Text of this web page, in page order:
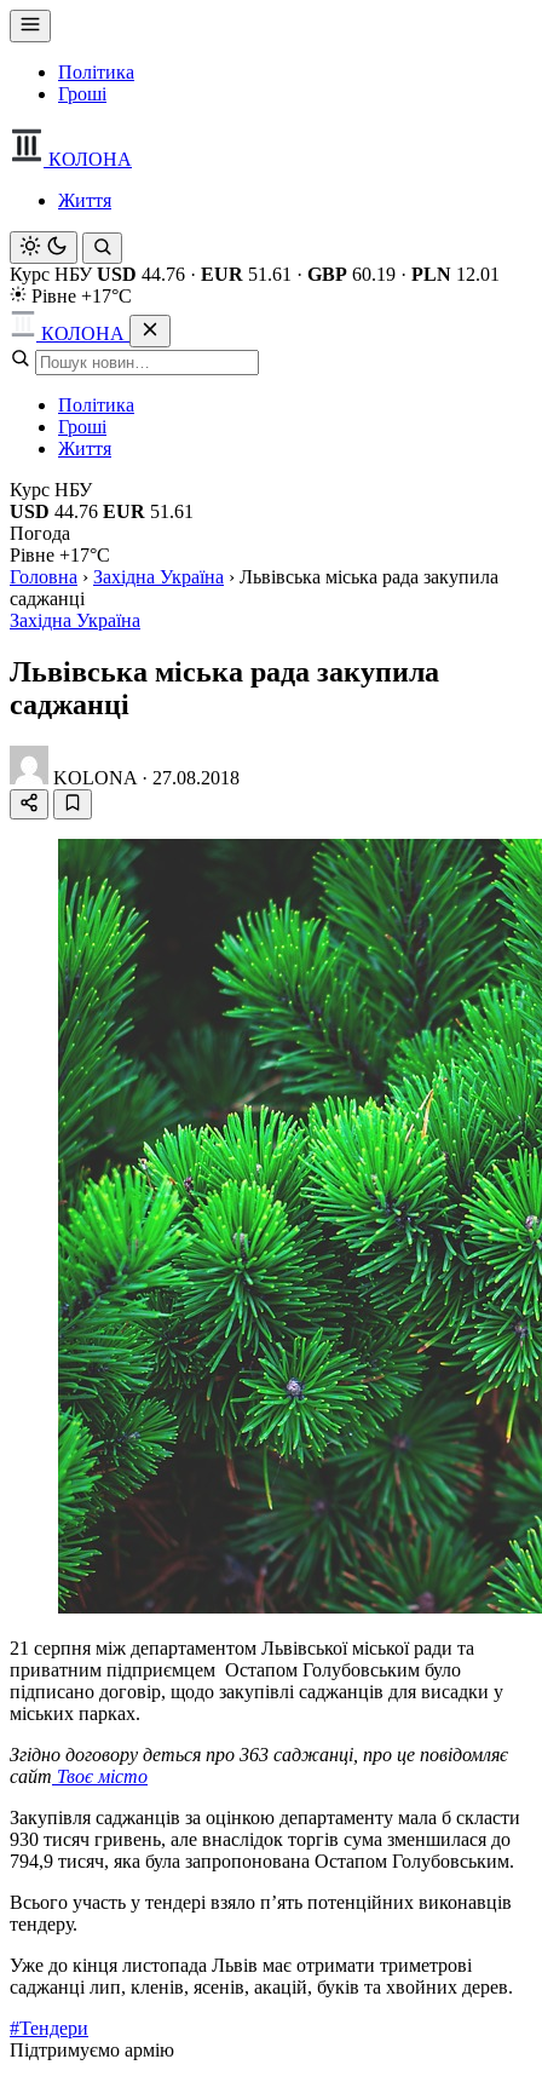
Політика
Гроші
КОЛОНА
Життя
Курс НБУ USD 44.76 · EUR 51.61 · GBP 60.19 · PLN 12.01
Рівне +17°C
КОЛОНА
Політика
Гроші
Життя
Курс НБУ
USD 44.76 EUR 51.61
Погода
Рівне +17°C
Головна › Західна Україна › Львівська міська рада закупила
саджанці
Західна Україна
Львівська міська рада закупила
саджанці
KOLONA · 27.08.2018
21 серпня між департаментом Львівської міської ради та
приватним підприємцем Остапом Голубовським було
підписано договір, щодо закупівлі саджанців для висадки у
міських парках.
Згідно договору деться про 363 саджанці, про це повідомляє
сайт Твоє місто
Закупівля саджанців за оцінкою департаменту мала б скласти
930 тисяч гривень, але внаслідок торгів сума зменшилася до
794,9 тисяч, яка була запропонована Остапом Голубовським.
Всього участь у тендері взяло п’ять потенційних виконавців
тендеру.
Уже до кінця листопада Львів має отримати триметрові
саджанці лип, кленів, ясенів, акацій, буків та хвойних дерев.
#Тендери
Підтримуємо армію